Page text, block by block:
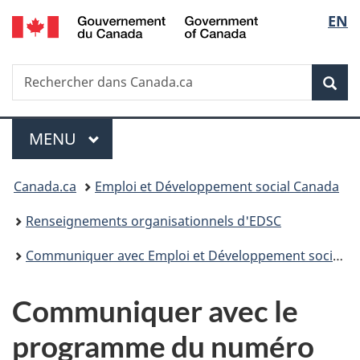
Passer
au
principal
Passer
à
Au
du
Passer
à
version
simplifiée
de
la
EN
Recherche
Rechercher
dans
Menu
MENU PRINCIPAL
Vous
êtes
ici :
Canada.ca
Emploi et Développement social Canada
Renseignements organisationnels d'EDSC
Communiquer avec Emploi et Développement social Canada (EDSC)
Communiquer avec le
programme du numéro